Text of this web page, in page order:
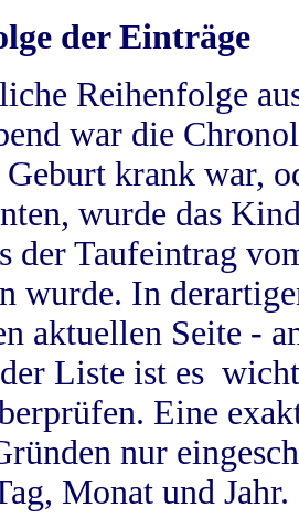
der Einträge
Reihenfolge
war die
Geburt krank war,
wurde das
der Taufeintrag
wurde. In
aktuellen Seite -
Liste ist es
Eine
nur
Monat und Jahr.